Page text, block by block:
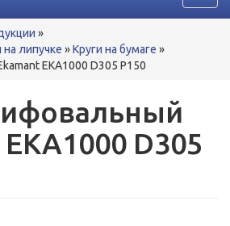
»
липучке »Круги на бумаге »
EKA1000 D305 P150
D305